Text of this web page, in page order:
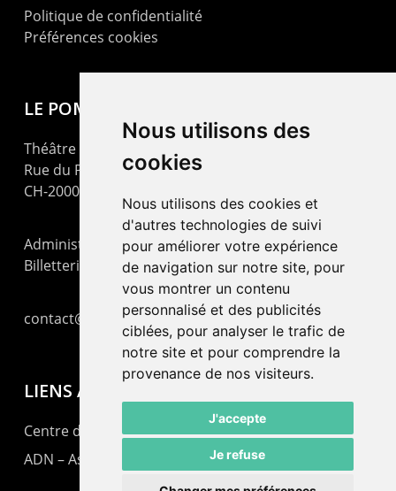
Nous utilisons des
cookies
Nous utilisons des cookies et
d'autres technologies de suivi
pour améliorer votre expérience
de navigation sur notre site, pour
vous montrer un contenu
personnalisé et des publicités
ciblées, pour analyser le trafic de
notre site et pour comprendre la
provenance de nos visiteurs.
J'accepte
Je refuse
Politique de confidentialité
Préférences cookies
LE POMMIER
Théâtre – Centre Culturel Neuchâtelois
Rue du Pommier 9
CH-2000 Neuchâtel
Administration : +41 32 725 03 03
Billetterie : +41 32 725 05 05
contact@lepommier.ch
LIENS AMIS
Centre de culture ABC
ADN – Association Danse Neuchâtel